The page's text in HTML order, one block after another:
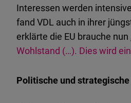
Interessen werden
fand VDL auch in ihrer
erklärte die EU brauche nun
Wohlstand (…). Dies wird
Politische und